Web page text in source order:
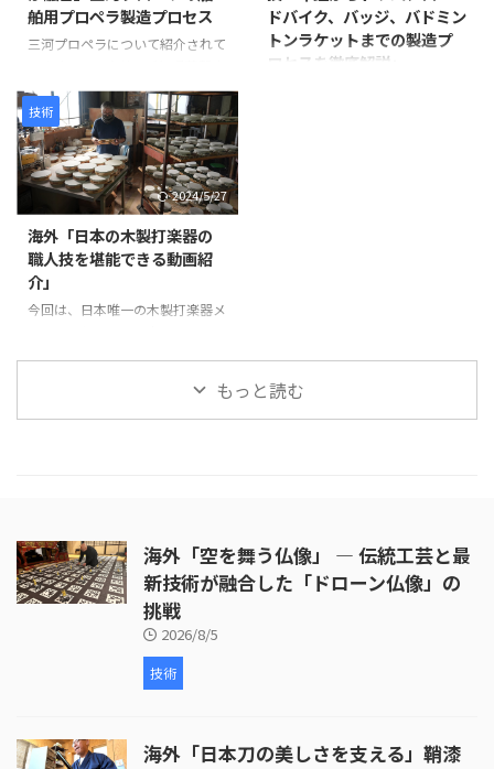
た仏像彫刻の技術と、3Dスキャ
ン・3Dプリントなどの現代技術
の工程 まず、仏師による木彫り
の原型制作から始まります。 仏
師は木材から仏像を一体ずつ丁寧
...
目を補強します。継ぎ目に和紙を
米糊で貼り付けることで、割れや
剥離を防ぎ、長期間使用できる強
舶用プロペラ製造プロセス
三河プロペラについて紹介されて
に拠点を置き、1929年に設立さ
れて以来、90年以上にわたり船
舶用プロペラを製造しています。
製造プロセスは以下のように進み
ます。最初に砂型に砂を詰め、余
分なガスを抜いて準備します。そ
の後、砂型を反転させて次の工程
に備えます。 次に、インゴット
と呼ばれる金属塊を溶解炉に入れ
て溶かします。溶解中には不純物
を除去し、温度を適切に管理しま
型から鋳造物を取り出しま ...
ドバイク、バッジ、バドミン
トンラケットまでの製造プ
ロセスを徹底解説」
の手仕事や精密な機械加工が、製
品の品質と美しさを生み出す過程
技術
2024/5/27
海外「日本の木製打楽器の
職人技を堪能できる動画紹
介」
今回は、日本唯一の木製打楽器メ
タンバリンや他の打楽器の製造プ
ロセスを見ることができます。
が行われています。 次に、皮革の
取り付けが行われます。ここで
は、牛革が使われ、職人が丁寧に
枠を伸ばしていく様子が映し出さ
れます。皮革の取り付けには熟練
もっと読む
海外「空を舞う仏像」 ― 伝統工芸と最
新技術が融合した「ドローン仏像」の
挑戦
2026/8/5
技術
海外「日本刀の美しさを支える」鞘漆